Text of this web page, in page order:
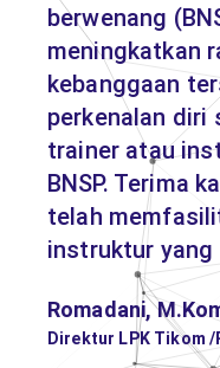
berwenang
meningkatkan
kebanggaan
perkenalan diri
trainer atau
BNSP. Terima
telah
instruktur
Romadani,
Direktur LPK Tikom